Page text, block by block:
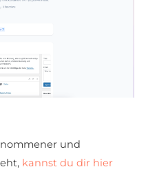
und
kannst du dir hier